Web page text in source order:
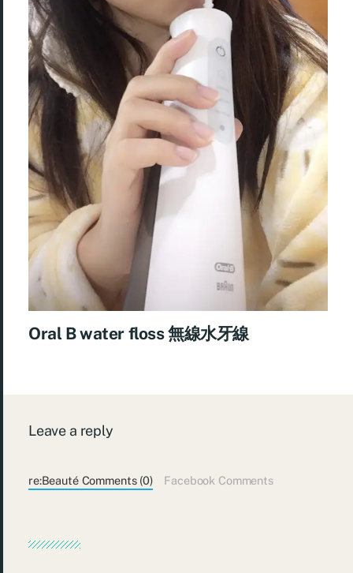
Oral B water floss 無線水牙線
Leave a reply
re:Beauté Comments (0) Facebook Comments